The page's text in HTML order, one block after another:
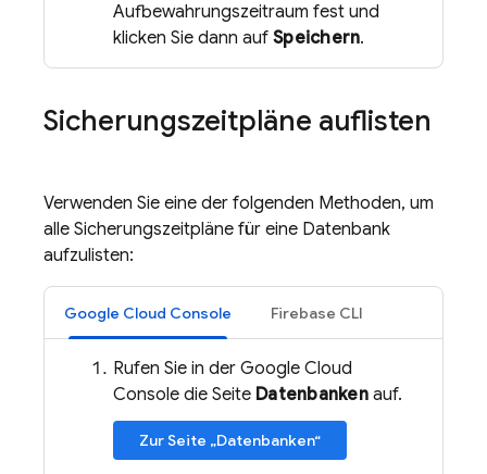
Aufbewahrungszeitraum fest und
klicken Sie dann auf Speichern.
Sicherungszeitpläne auflisten
Verwenden Sie eine der folgenden Methoden, um
alle Sicherungszeitpläne für eine Datenbank
aufzulisten:
Google Cloud Console Firebase CLI
Rufen Sie in der Google Cloud
Console die Seite Datenbankenauf.
Zur Seite „Datenbanken“